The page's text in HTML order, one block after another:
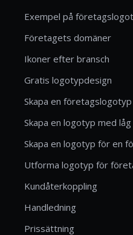
Exempel på
Företagets domäner
Ikoner efter bransch
Gratis logotypdesign
Skapa en företagslogotyp
Skapa en logotyp med
Skapa en logotyp för en
Utforma logotyp för
Kundåterkoppling
Handledning
Prissättning